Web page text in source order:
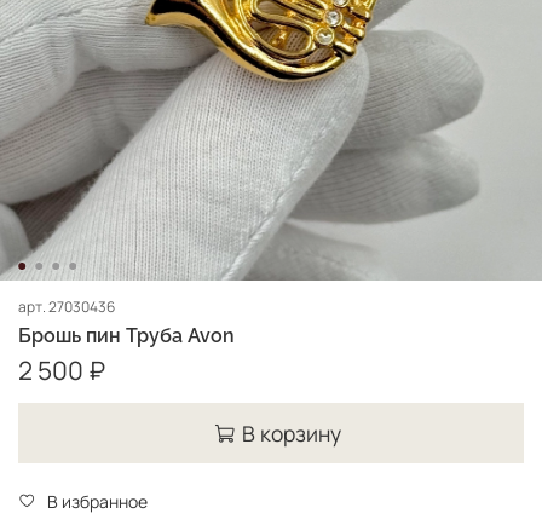
арт.27030436
Брошь пин Труба Avon
2 500 ₽
В корзину
В избранное